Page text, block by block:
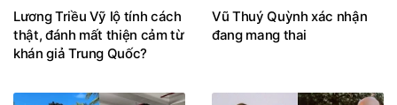
Lương Triều Vỹ lộ tính cách
thật, đánh mất thiện cảm từ
khán giả Trung Quốc?
Vũ Thuý Quỳnh xác nhận
đang mang thai